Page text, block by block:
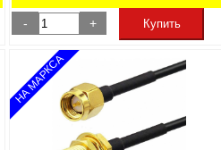
- + Купить
НА МАРКСА